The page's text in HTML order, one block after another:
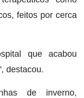
feitos por cerca
que acabou
destacou.
de inverno,